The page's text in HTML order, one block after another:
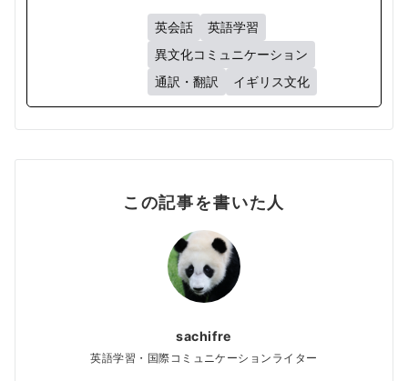
英会話
英語学習
異文化コミュニケーション
通訳・翻訳
イギリス文化
この記事を書いた人
sachifre
英語学習・国際コミュニケーションライター